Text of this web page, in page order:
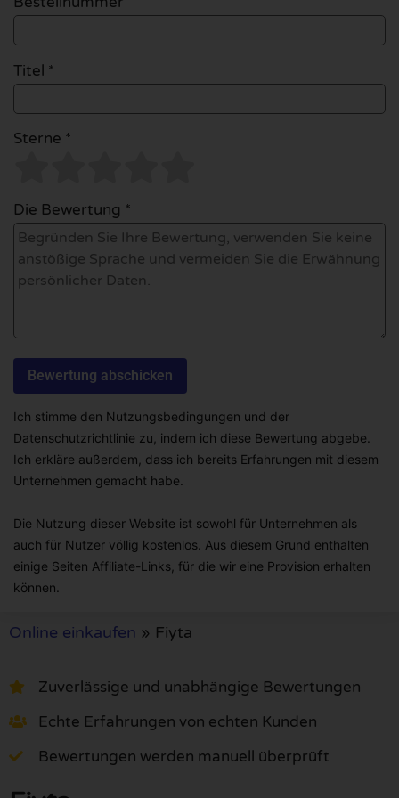
Titel *
Sterne *
Die Bewertung *
Ich stimme den Nutzungsbedingungen und der
Datenschutzrichtlinie zu, indem ich diese Bewertung abgebe.
Ich erkläre außerdem, dass ich bereits Erfahrungen mit diesem
Unternehmen gemacht habe.
Die Nutzung dieser Website ist sowohl für Unternehmen als
auch für Nutzer völlig kostenlos. Aus diesem Grund enthalten
einige Seiten Affiliate-Links, für die wir eine Provision erhalten
können.
Online einkaufen » Fiyta
Zuverlässige und unabhängige Bewertungen
Echte Erfahrungen von echten Kunden
Bewertungen werden manuell überprüft